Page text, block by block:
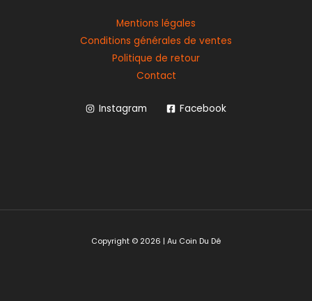
Mentions légales
Conditions générales de ventes
Politique de retour
Contact
Instagram Facebook
Copyright © 2026 | Au Coin Du Dé